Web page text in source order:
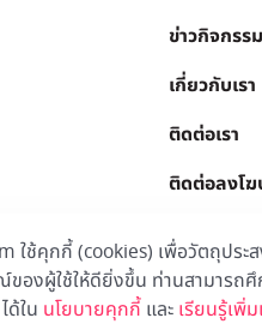
ใช้คุกกี้ (cookies) เพื่อวัตถุประ
ของผู้ใช้ให้ดียิ่งขึ้น ท่านสามารถศึ
ได้ใน นโยบายคุกกี้และ เรียนรู้เพิ่
ข่าวกิจกรรม
เกี่ยวกับเรา
ติดต่อเรา
ติดต่อลงโ